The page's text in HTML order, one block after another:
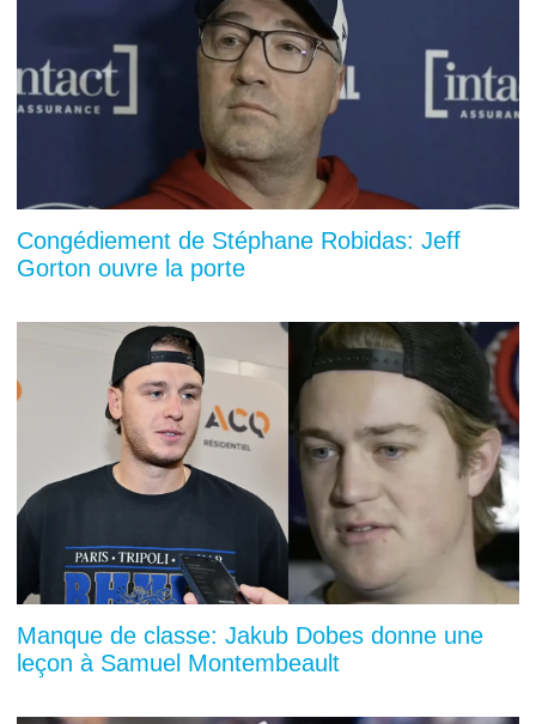
Congédiement de Stéphane Robidas: Jeff
Gorton ouvre la porte
Manque de classe: Jakub Dobes donne une
leçon à Samuel Montembeault